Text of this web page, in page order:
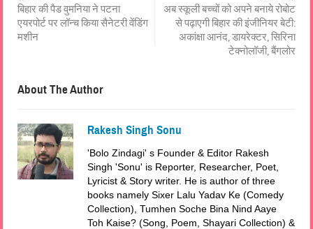
बिहार की पैड वुमनिया ने पटना
एयरपोर्ट पर लॉन्च किया सैनेटरी वेंडिंग
मशीन
अब स्कूली बच्चों को अपने बनाये रोबोट
से पढ़ाएगी बिहार की इंजीनियर बेटी:
अकांक्षा आनंद, डायरेक्टर, सिरिना
टेक्नोलॉजी, बैंगलोर
About The Author
Rakesh Singh Sonu
'Bolo Zindagi' s Founder & Editor Rakesh
Singh 'Sonu' is Reporter, Researcher, Poet,
Lyricist & Story writer. He is author of three
books namely Sixer Lalu Yadav Ke (Comedy
Collection), Tumhen Soche Bina Nind Aaye
Toh Kaise? (Song, Poem, Shayari Collection) &